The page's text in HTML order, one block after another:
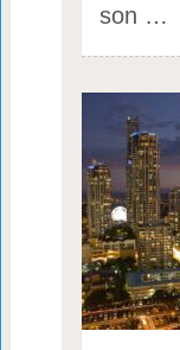
son …